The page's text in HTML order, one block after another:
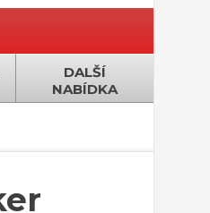
DALŠÍ
NABÍDKA